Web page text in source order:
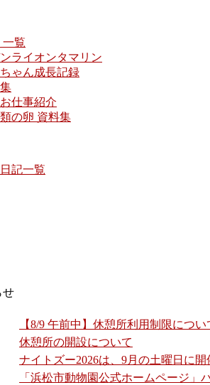
一覧
ライオンタマリン
ゃん成長記録
仕事紹介
の卵 資料集
記一覧
【8/9 午前中】休憩所利用制限につい
休憩所の開設について
ナイトズー2026は、9月の土曜日に開
「浜松市動物園公式ホームページ」